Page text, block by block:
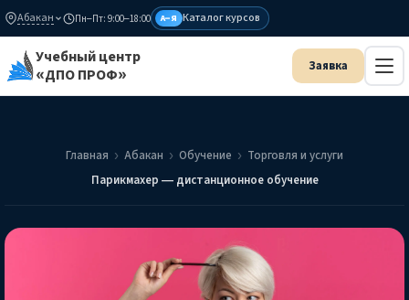
Абакан Пн–Пт: 9:00–18:00 А–Я Каталог курсов
Учебный центр
«ДПО ПРОФ»
Главная Абакан Обучение
Торговля и услуги
Парикмахер — дистанционное обучение